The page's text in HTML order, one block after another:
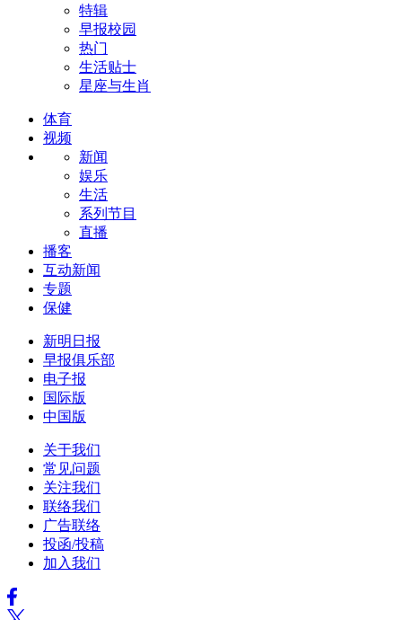
特辑
早报校园
热门
生活贴士
星座与生肖
体育
视频
新闻
娱乐
生活
系列节目
直播
播客
互动新闻
专题
保健
新明日报
早报俱乐部
电子报
国际版
中国版
关于我们
常见问题
关注我们
联络我们
广告联络
投函/投稿
加入我们